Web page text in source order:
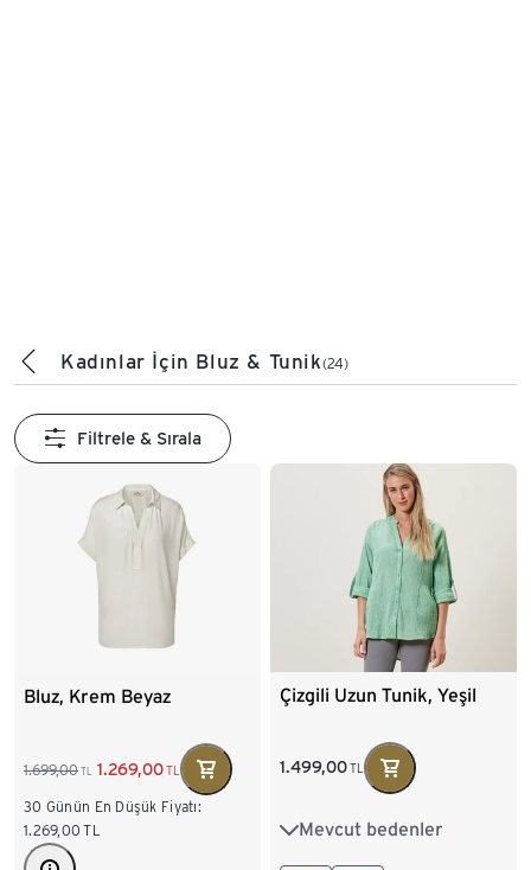
Kadınlar İçin Bluz & Tunik(24)
Filtrele & Sırala
Bluz, Krem Beyaz
1.699,00 TL 1.269,00TL
30 Günün En Düşük Fiyatı:
1.269,00 TL
Çizgili Uzun Tunik, Yeşil
1.499,00TL
Mevcut bedenler
36 38 40 42